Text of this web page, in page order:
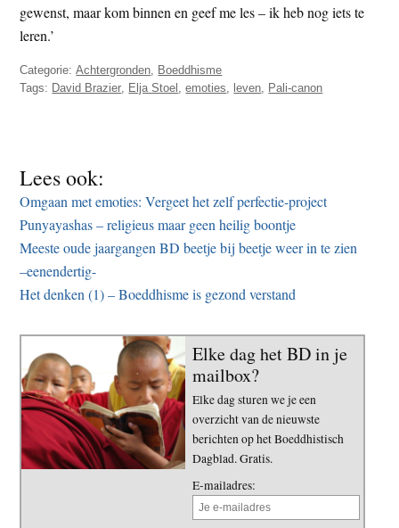
gewenst, maar kom binnen en geef me les – ik heb nog iets te
leren.’
Categorie:Achtergronden, Boeddhisme
Tags: David Brazier, Elja Stoel ,emoties, leven, Pali-canon
Lees ook:
Omgaan met emoties: Vergeet het zelf perfectie-project
Punyayashas – religieus maar geen heilig boontje
Meeste oude jaargangen BD beetje bij beetje weer in te zien
–eenendertig-
Het denken (1) – Boeddhisme is gezond verstand
Elke dag het BD in je
mailbox?
Elke dag sturen we je een
overzicht van de nieuwste
berichten op het Boeddhistisch
Dagblad. Gratis.
E-mailadres: